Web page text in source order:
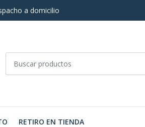
a domicilio
RETIRO EN TIENDA